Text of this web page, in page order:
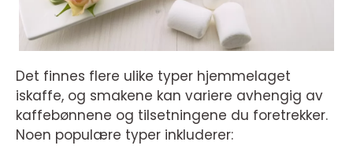
Det finnes flere ulike typer hjemmelaget
iskaffe, og smakene kan variere avhengig av
kaffebønnene og tilsetningene du foretrekker.
Noen populære typer inkluderer: